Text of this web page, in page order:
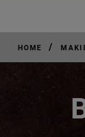
HOME /